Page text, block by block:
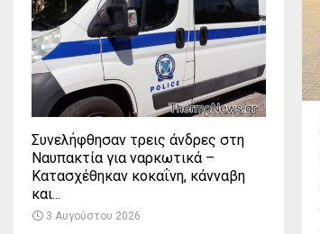
Συνελήφθησαν τρεις άνδρες στη
Ναυπακτία για ναρκωτικά –
Κατασχέθηκαν κοκαΐνη, κάνναβη
και...
3 Αυγούστου 2026